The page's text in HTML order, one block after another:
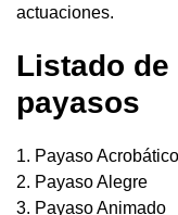
actuaciones.
Listado de
payasos
1. Payaso Acrobático
2. Payaso Alegre
3. Payaso Animado